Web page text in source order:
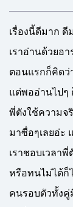
เรื่องนี้ดีมาก ดี
เราอ่านด้วยอ
ตอนแรกก็คิดว่
แต่พออ่านไปๆ
พี่ตังใช้ความจ
มาซื่อๆเลยอ่ะ
เราชอบเวลา
หรือทนไม่ได้ก็
คนรอบตัวทั้ง